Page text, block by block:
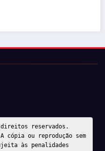
direitos reservados.
ou reprodução sem
às penalidades